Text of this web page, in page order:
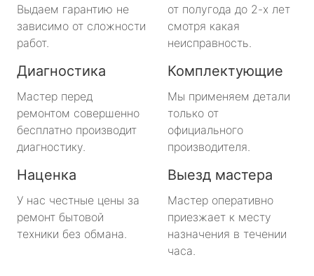
Выдаем гарантию не
зависимо от сложности
работ.
от полугода до 2-х лет
смотря какая
неисправность.
Диагностика
Мастер перед
ремонтом совершенно
бесплатно производит
диагностику.
Комплектующие
Мы применяем детали
только от
официального
производителя.
Наценка
У нас честные цены за
ремонт бытовой
техники без обмана.
Выезд мастера
Мастер оперативно
приезжает к месту
назначения в течении
часа.